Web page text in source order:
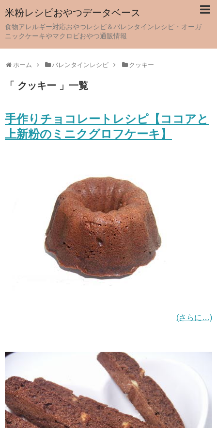
米粉レシピおやつデータベース
食物アレルギー対応おやつレシピ＆バレンタインレシピ・オーガ
ニックケーキやマクロビおやつ通販情報
ホーム バレンタインレシピ クッキー
「 クッキー 」一覧
手作りチョコレートレシピ【ココアと
上新粉のミニクグロフケーキ】
(さらに…)